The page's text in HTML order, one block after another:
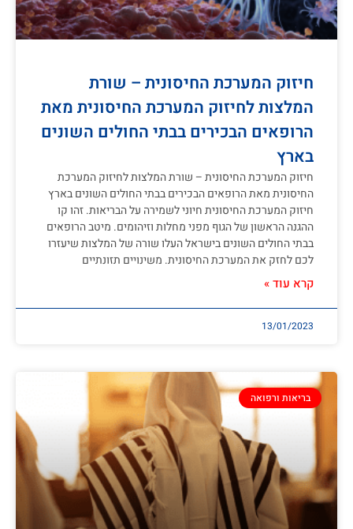
חיזוק המערכת החיסונית – שורת
המלצות לחיזוק המערכת החיסונית מאת
הרופאים הבכירים בבתי החולים השונים
בארץ
חיזוק המערכת החיסונית – שורת המלצות לחיזוק המערכת
החיסונית מאת הרופאים הבכירים בבתי החולים השונים בארץ
חיזוק המערכת החיסונית חיוני לשמירה על הבריאות. זהו קו
ההגנה הראשון של הגוף מפני מחלות וזיהומים. מיטב הרופאים
בבתי החולים השונים בישראל העלו שורה של המלצות שיעזרו
לכם לחזק את המערכת החיסונית. משינויים תזונתיים
קרא עוד »
13/01/2023
בריאות ורפואה